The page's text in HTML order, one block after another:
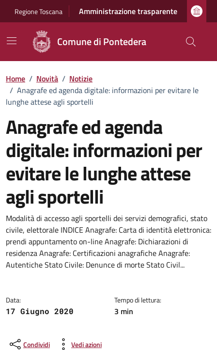
Regione Toscana Amministrazione trasparente
Comune di Pontedera
Home / Novità / Notizie
/ Anagrafe ed agenda digitale: informazioni per evitare le
lunghe attese agli sportelli
Anagrafe ed agenda
digitale: informazioni per
evitare le lunghe attese
agli sportelli
Dettagli della notizia
Modalità di accesso agli sportelli dei servizi demografici, stato
civile, elettorale INDICE Anagrafe: Carta di identità elettronica:
prendi appuntamento on-line Anagrafe: Dichiarazioni di
residenza Anagrafe: Certificazioni anagrafiche Anagrafe:
Autentiche Stato Civile: Denunce di morte Stato Civil...
Data:
17 Giugno 2020
Tempo di lettura:
3 min
Condividi Vedi azioni